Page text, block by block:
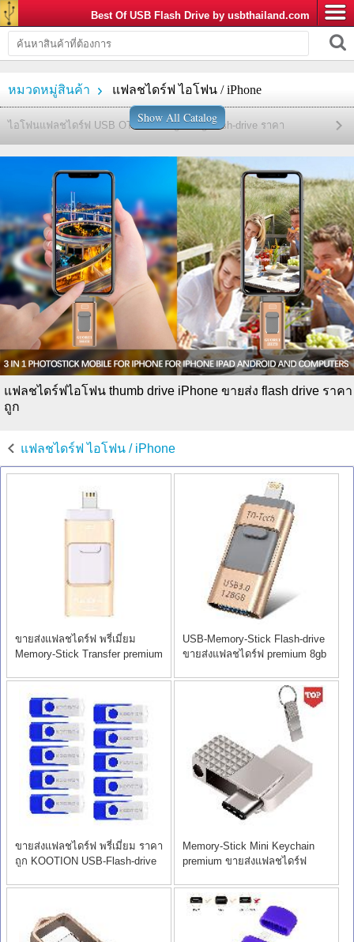
Best Of USB Flash Drive by usbthailand.com
หมวดหมู่สินค้า แฟลชไดร์ฟ ไอโฟน / iPhone
ไอโฟนแฟลชไดร์ฟ USB OTG 3in1 Lightning flash-drive ราคา
Show All Catalog
แฟลชไดร์ฟไอโฟน thumb drive iPhone ขายส่ง flash drive ราคา
ถูก
แฟลชไดร์ฟ ไอโฟน / iPhone
ขายส่งแฟลชไดร์ฟ พรี่เมี่ยม
Memory-Stick Transfer premium
USB-Memory-Stick Flash-drive
ขายส่งแฟลชไดร์ฟ premium 8gb
ขายส่งแฟลชไดร์ฟ พรี่เมี่ยม ราคา
ถูก KOOTION USB-Flash-drive
Memory-Stick Mini Keychain
premium ขายส่งแฟลชไดร์ฟ